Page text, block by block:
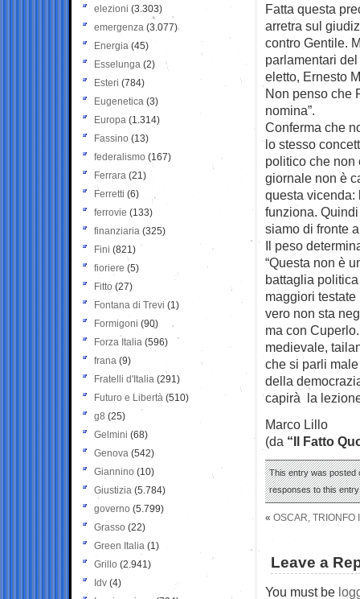
Fatta questa
arretra sul
contro Gentile.
parlamentari
eletto, Ernesto
Non penso che
nomina”.
Conferma che
lo stesso
politico che non
giornale non è
questa vicenda:
funziona.
siamo di fronte
Il peso
“Questa non è
battaglia
maggiori
vero non sta
ma con
medievale,
che si parli
della
capirà la
Marco Lillo
(da “Il Fatto
This entry was posted
responses to this
« OSCAR, TRIONFO
Leave a
You must be
elezioni (3.303)
emergenza (3.077)
Energia (45)
Esselunga (2)
Esteri (784)
Eugenetica (3)
Europa (1.314)
Fassino (13)
federalismo (167)
Ferrara (21)
Ferretti (6)
ferrovie (133)
finanziaria (325)
Fini (821)
fioriere (5)
Fitto (27)
Fontana di Trevi (1)
Formigoni (90)
Forza Italia (596)
frana (9)
Fratelli d'Italia (291)
Futuro e Libertà (510)
g8 (25)
Gelmini (68)
Genova (542)
Giannino (10)
Giustizia (5.784)
governo (5.799)
Grasso (22)
Green Italia (1)
Grillo (2.941)
Idv (4)